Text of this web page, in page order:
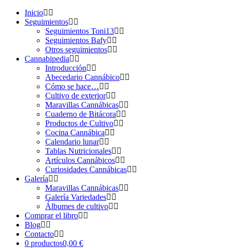
Inicio
Seguimientos
Seguimientos Toni13
Seguimientos Bafy
Otros seguimientos
Cannabipedia
Introducción
Abecedario Cannábico
Cómo se hace…
Cultivo de exterior
Maravillas Cannábicas
Cuaderno de Bitácora
Productos de Cultivo
Cocina Cannábica
Calendario lunar
Tablas Nutricionales
Artículos Cannábicos
Curiosidades Cannábicas
Galería
Maravillas Cannábicas
Galería Variedades
Álbumes de cultivo
Comprar el libro
Blog
Contacto
0 productos0,00 €